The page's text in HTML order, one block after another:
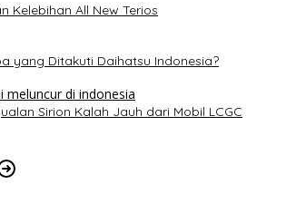
Kelebihan All New Terios
yang Ditakuti Daihatsu Indonesia?
Sirion Kalah Jauh dari Mobil LCGC